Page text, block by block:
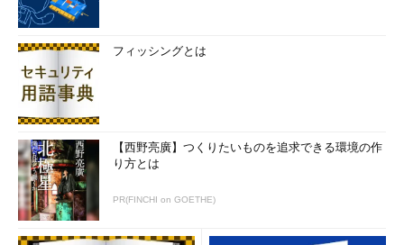
WOW64のためのシステム・フォルダ
32bit Windows環境をエミュレーションするため
のファイルは、SYSWOW64フォルダに格納されて
いる。これは64bit版のWindows 7 Ultimate Editi
onでの画面例。
（1）Windowsフォルダ内にあるSYSWOW64を
開いてみる。
フィッシングとは
【西野亮廣】つくりたいものを追求できる環境の作
り方とは
PR(FINCHI on GOETHE)